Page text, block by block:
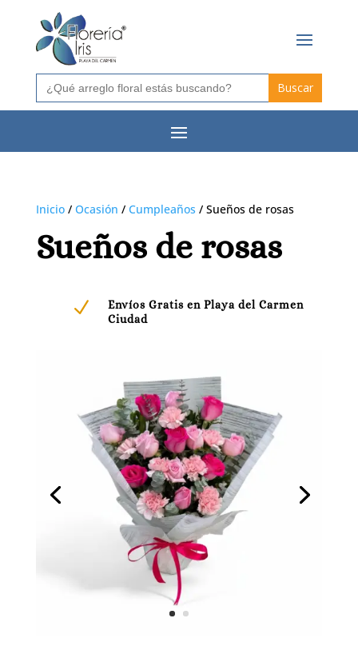
Buscar:
Inicio/ Ocasión / Cumpleaños / Sueños de rosas
Sueños de rosas
N
Envíos Gratis en Playa del Carmen
Ciudad